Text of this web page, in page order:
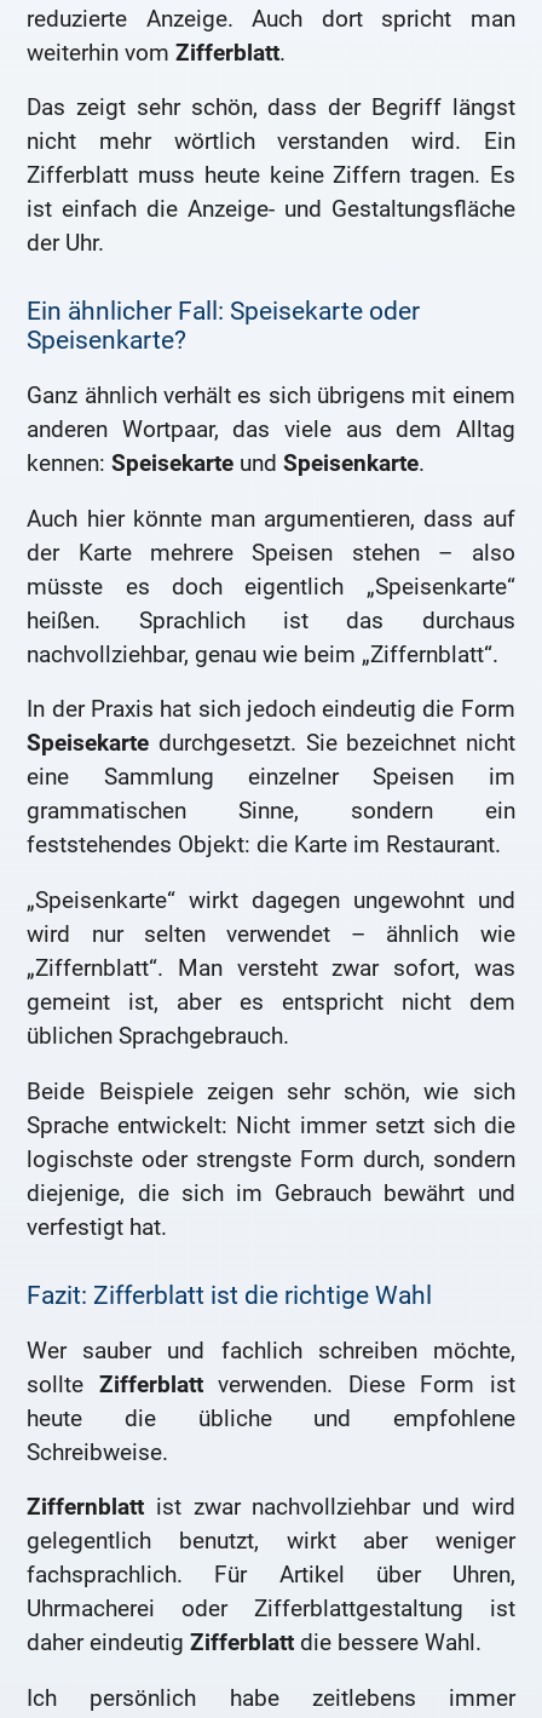
reduzierte Anzeige. Auch dort spricht man
weiterhin vomZifferblatt.
Das zeigt sehr schön, dass der Begriff längst
nicht mehr wörtlich verstanden wird. Ein
Zifferblatt muss heute keine Ziffern tragen. Es
ist einfach die Anzeige- und Gestaltungsfläche
der Uhr.
Ein ähnlicher Fall: Speisekarte oder
Speisenkarte?
Ganz ähnlich verhält es sich übrigens mit einem
anderen Wortpaar, das viele aus dem Alltag
kennen:Speisekarte undSpeisenkarte.
Auch hier könnte man argumentieren, dass auf
der Karte mehrere Speisen stehen – also
müsste es doch eigentlich „Speisenkarte“
heißen. Sprachlich ist das durchaus
nachvollziehbar, genau wie beim „Ziffernblatt“.
In der Praxis hat sich jedoch eindeutig die Form
Speisekarte durchgesetzt. Sie bezeichnet nicht
eine Sammlung einzelner Speisen im
grammatischen Sinne, sondern ein
feststehendes Objekt: die Karte im Restaurant.
„Speisenkarte“ wirkt dagegen ungewohnt und
wird nur selten verwendet – ähnlich wie
„Ziffernblatt“. Man versteht zwar sofort, was
gemeint ist, aber es entspricht nicht dem
üblichen Sprachgebrauch.
Beide Beispiele zeigen sehr schön, wie sich
Sprache entwickelt: Nicht immer setzt sich die
logischste oder strengste Form durch, sondern
diejenige, die sich im Gebrauch bewährt und
verfestigt hat.
Fazit: Zifferblatt ist die richtige Wahl
Wer sauber und fachlich schreiben möchte,
sollte Zifferblattverwenden. Diese Form ist
heute die übliche und empfohlene
Schreibweise.
Ziffernblatt ist zwar nachvollziehbar und wird
gelegentlich benutzt, wirkt aber weniger
fachsprachlich. Für Artikel über Uhren,
Uhrmacherei oder Zifferblattgestaltung ist
daher eindeutigZifferblatt die bessere Wahl.
Ich persönlich habe zeitlebens immer